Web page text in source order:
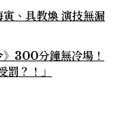
、具教煥 演技無漏
300分鐘無冷場！
？！」